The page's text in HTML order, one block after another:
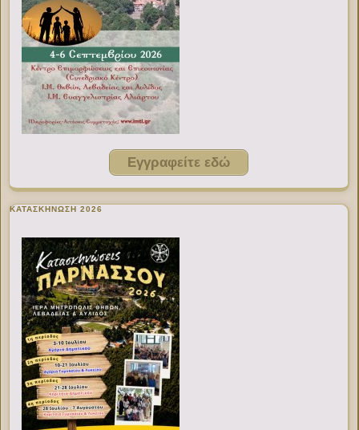
Εγγραφείτε εδώ
ΚΑΤΑΣΚΗΝΩΣΗ 2026